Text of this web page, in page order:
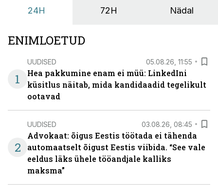
24H 72H Nädal
ENIMLOETUD
1
UUDISED 05.08.26, 11:55
Hea pakkumine enam ei müü: LinkedIni
küsitlus näitab, mida kandidaadid tegelikult
ootavad
2
UUDISED 03.08.26, 08:45
Advokaat: õigus Eestis töötada ei tähenda
automaatselt õigust Eestis viibida. “See vale
eeldus läks ühele tööandjale kalliks
maksma”